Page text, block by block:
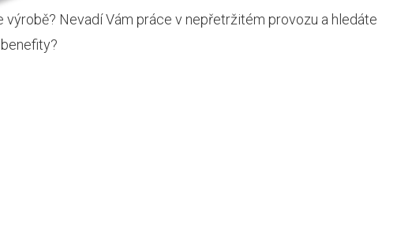
Nevadí Vám práce v nepřetržitém provozu a hledáte